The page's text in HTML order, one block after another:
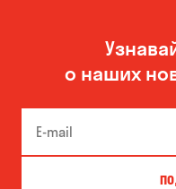
о наших